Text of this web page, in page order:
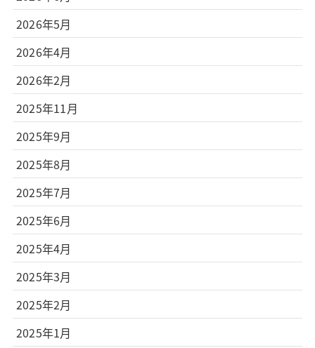
2026年5月
2026年4月
2026年2月
2025年11月
2025年9月
2025年8月
2025年7月
2025年6月
2025年4月
2025年3月
2025年2月
2025年1月